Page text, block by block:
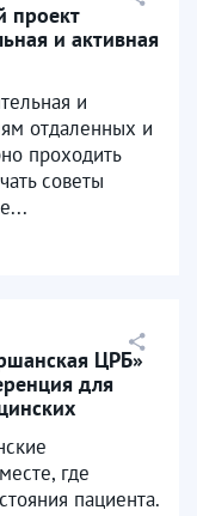
проект
и активная
и
отдаленных и
проходить
советы
ЦРБ»
для
где
пациента.